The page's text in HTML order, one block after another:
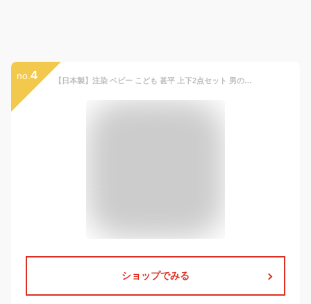
no. 4 【日本製】注染 ベビー こども 甚平 上下2点セット 男の子 レトロ おしゃれ 80cm 90cm 100cm 110cm トンボ カブトムシ まとい 熱帯魚 井がすり 綿100％ 春夏インスタ映え 手染めレトロ 和風 クラシック 伝統的 【月間優良ショップ】
ショップでみる